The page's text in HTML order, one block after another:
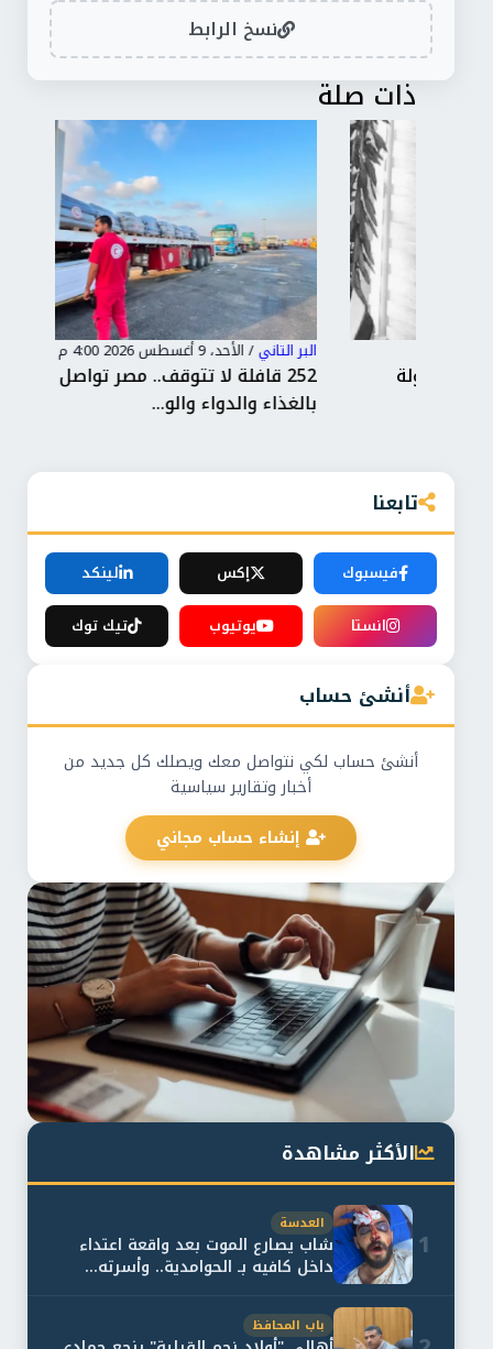
نسخ الرابط
ذات صلة
الأحد، 9 أغسطس 2026 4:00 م
252 قافلة لا تتوقف.. مصر تواصل إمداد غزة
بالغذاء والدواء والو...
تابعنا
فيسبوك إكس
لينكد
انستا
يوتيوب تيك توك
أنشئ حساب
أنشئ حساب لكي نتواصل معك ويصلك كل جديد من
أخبار وتقارير سياسية
إنشاء حساب مجاني
الأكثر مشاهدة
1
العدسة
شاب يصارع الموت بعد واقعة اعتداء
داخل كافيه بـ الحوامدية.. وأسرته...
باب المحافظ